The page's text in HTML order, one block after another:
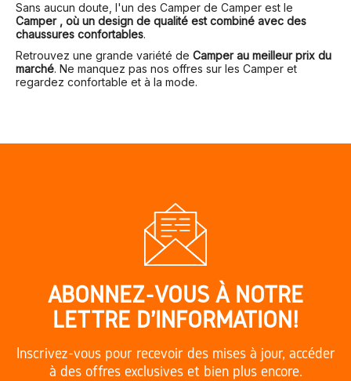
Sans aucun doute, l'un des Camper de Camper est le
Camper , où un design de qualité est combiné avec des
chaussures confortables.
Retrouvez une grande variété de Camper au meilleur prix du
marché. Ne manquez pas nos offres sur les Camper et
regardez confortable et à la mode.
ABONNEZ-VOUS À NOTRE
LETTRE D'INFORMATION!
Inscrivez-vous pour recevoir des mises à jour, accéder
à des offres exclusives et bien plus encore.